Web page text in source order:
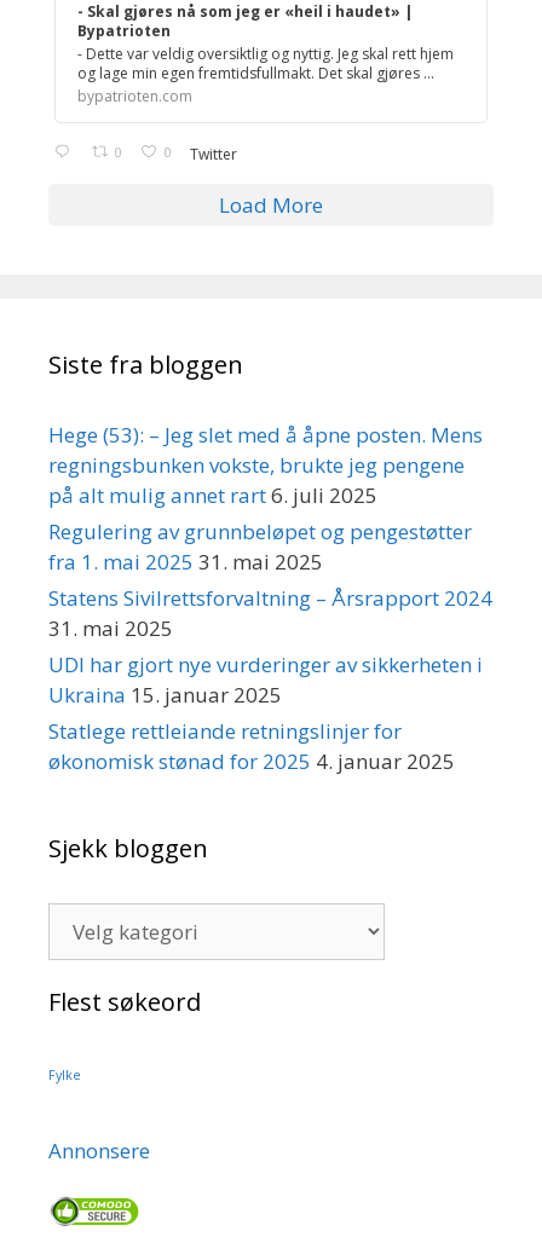
- Skal gjøres nå som jeg er «heil i haudet» |
Bypatrioten
- Dette var veldig oversiktlig og nyttig. Jeg skal rett hjem
og lage min egen fremtidsfullmakt. Det skal gjøres ...
bypatrioten.com
0 0 Twitter
Load More
Siste fra bloggen
Hege (53): – Jeg slet med å åpne posten. Mens
regningsbunken vokste, brukte jeg pengene
på alt mulig annet rart6. juli 2025
Regulering av grunnbeløpet og pengestøtter
fra 1. mai 2025 31. mai 2025
Statens Sivilrettsforvaltning – Årsrapport 2024
31. mai 2025
UDI har gjort nye vurderinger av sikkerheten i
Ukraina 15. januar 2025
Statlege rettleiande retningslinjer for
økonomisk stønad for 2025 4. januar 2025
Sjekk bloggen
bloggen
Flest søkeord
Fylke
Annonsere